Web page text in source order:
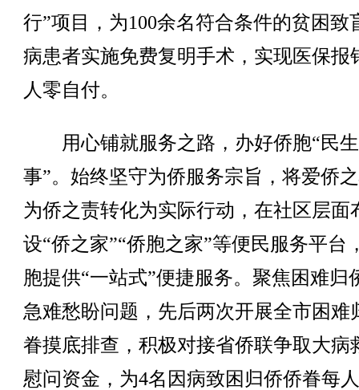
行”项目，为100余名符合条件的贫困致
病患者实施免费复明手术，实现医保报
人零自付。
用心铺就服务之路，办好侨胞“民
事”。始终坚守为侨服务宗旨，将爱侨
为侨之责转化为实际行动，在社区层面
设“侨之家”“侨胞之家”等便民服务平台
胞提供“一站式”便捷服务。聚焦困难归
急难愁盼问题，先后两次开展全市困难
眷摸底排查，积极对接省侨联争取大病
慰问资金，为4名因病致困归侨侨眷每